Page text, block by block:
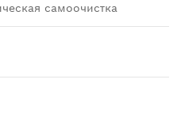
самоочистка